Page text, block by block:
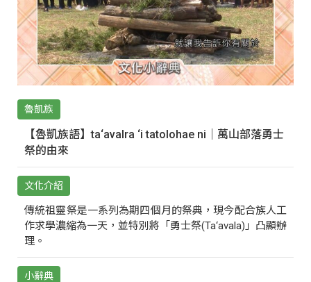
魯凱族
【魯凱族語】ta‘avalra ‘i tatolohae ni｜萬山部落勇士
祭的由來
文化介紹
傳統祖靈祭是一系列為期四個月的祭典，現今配合族人工
作求學濃縮為一天，並特別將「勇士祭(Ta‘avala)」凸顯辦
理。
小辭典